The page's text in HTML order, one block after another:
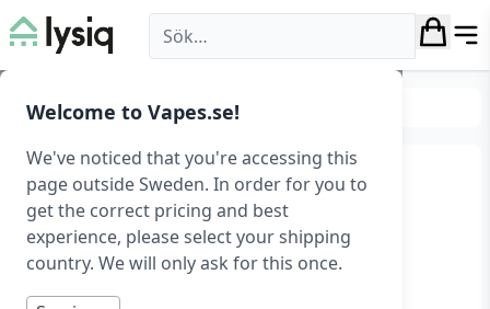
Welcome to Vapes.se!
We've noticed that you're accessing this
page outside Sweden. In order for you to
get the correct pricing and best
experience, please select your shipping
country. We will only ask for this once.
Lysiq
Kablar & laddare Batteriladdare
4-portars batteriladdare
med QC3.0-laddning
XTAR VC4S Batteriladdare
Art.nr: 1111